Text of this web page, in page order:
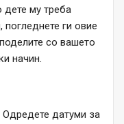
му треба
ги овие
со вашето
начин.
Одредете датуми за